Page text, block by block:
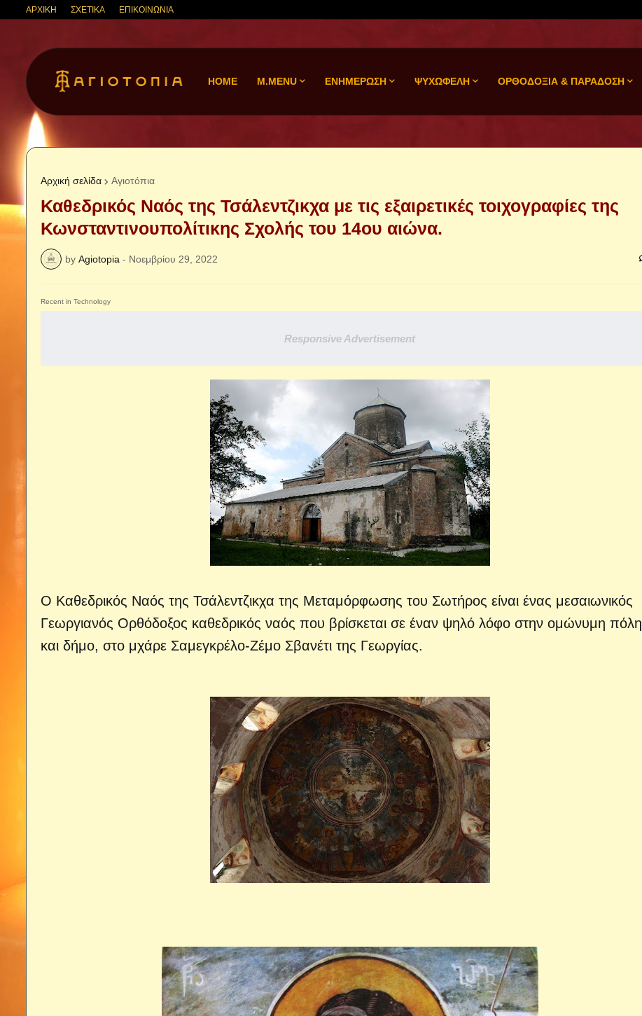
ΑΡΧΙΚΗ ΣΧΕΤΙΚΑ ΕΠΙΚΟΙΝΩΝΙΑ
HOME M.MENU ΕΝΗΜΕΡΩΣΗ ΨΥΧΩΦΕΛΗ ΟΡΘΟΔΟΞΙΑ & ΠΑΡΑΔΟΣΗ
Αρχική σελίδα Αγιοτόπια
Καθεδρικός Ναός της Τσάλεντζικχα με τις εξαιρετικές τοιχογραφίες της
Κωνσταντινουπολίτικης Σχολής του 14ου αιώνα.
by Agiotopia - Νοεμβρίου 29, 2022
Recent in Technology
Responsive Advertisement
Ο Καθεδρικός Ναός της Τσάλεντζικχα της Μεταμόρφωσης του Σωτήρος είναι ένας μεσαιωνικός
Γεωργιανός Ορθόδοξος καθεδρικός ναός που βρίσκεται σε έναν ψηλό λόφο στην ομώνυμη πόλη
και δήμο, στο μχάρε Σαμεγκρέλο-Ζέμο Σβανέτι της Γεωργίας.